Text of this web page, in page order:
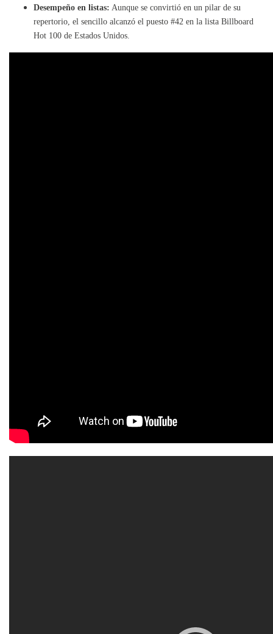
Desempeño en listas: Aunque se convirtió en un pilar de su
repertorio, el sencillo alcanzó el puesto #42 en la lista Billboard
Hot 100 de Estados Unidos.